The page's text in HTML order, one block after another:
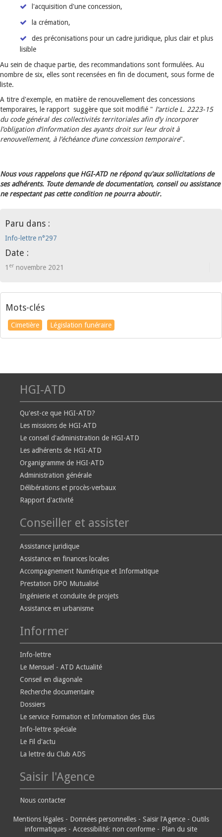
l'acquisition d'une concession,
la crémation,
des préconisations pour un cadre juridique, plus clair et plus
lisible
Au sein de chaque partie, des recommandations sont formulées. Au
nombre de six, elles sont recensées en fin de document, sous forme de
liste.
A titre d'exemple, en matière de renouvellement des concessions
temporaires, le rapport suggère que soit modifié " l’article L. 2223-15
du code général des collectivités territoriales afin d’y incorporer
l’obligation d’information des ayants droit sur leur droit à
renouvellement, à l’échéance d’une concession temporaire".
Nous vous rappelons que HGI-ATD ne répond qu'aux sollicitations de
ses adhérents. Toute demande de documentation, conseil ou assistance
ne respectant pas cette condition ne pourra aboutir.
Paru dans :
Info-lettre n°297
Date :
1 er novembre 2021
Mots-clés
Cimetière Législation funéraire
HGI-ATD
Qu'est-ce que HGI-ATD?
Les missions de HGI-ATD
Le conseil d'administration de HGI-ATD
Les adhérents de HGI-ATD
Organigramme de HGI-ATD
Administration générale
Délibérations et procès-verbaux
Rapport d'activité
Conseiller et assister
Assistance juridique
Assistance en finances locales
Accompagnement Numérique et Informatique
Prestation DPO Mutualisé
Ingénierie et conduite de projets
Assistance en urbanisme
Informer
Info-lettre
Le Mensuel - ATD Actualité
Conseil en diagonale
Recherche documentaire
Dossiers
Le service Formation et Information des Elus
Info-lettre spéciale
Le Fil d'actu
La lettre du Club ADS
Saisir l'Agence
Nous contacter
Mentions légales - Données personnelles - Saisir l'Agence - Outils
informatiques - Accessibilité: non conforme - Plan du site